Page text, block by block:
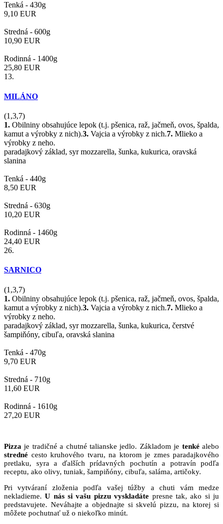
Tenká - 430g
9,10 EUR
Stredná - 600g
10,90 EUR
Rodinná - 1400g
25,80 EUR
13.
MILÁNO
(1,3,7)
1. Obilniny obsahujúce lepok (t.j. pšenica, raž, jačmeň, ovos, špalda,
kamut a výrobky z nich).3. Vajcia a výrobky z nich.7. Mlieko a
výrobky z neho.
paradajkový základ, syr mozzarella, šunka, kukurica, oravská
slanina
Tenká - 440g
8,50 EUR
Stredná - 630g
10,20 EUR
Rodinná - 1460g
24,40 EUR
26.
SARNICO
(1,3,7)
1. Obilniny obsahujúce lepok (t.j. pšenica, raž, jačmeň, ovos, špalda,
kamut a výrobky z nich).3. Vajcia a výrobky z nich.7. Mlieko a
výrobky z neho.
paradajkový základ, syr mozzarella, šunka, kukurica, čerstvé
šampiňóny, cibuľa, oravská slanina
Tenká - 470g
9,70 EUR
Stredná - 710g
11,60 EUR
Rodinná - 1610g
27,20 EUR
Pizza je tradičné a chutné talianske jedlo. Základom je tenkéalebo
stredné cesto kruhového tvaru, na ktorom je zmes paradajkového
pretlaku, syra a ďalších prídavných pochutín a potravín podľa
receptu, ako olivy, tuniak, šampiňóny, cibuľa, saláma, artičoky.
Pri vytváraní zloženia podľa vašej túžby a chuti vám medze
nekladieme.U nás si vašu pizzu vyskladáte presne tak, ako si ju
predstavujete. Neváhajte a objednajte si skvelú pizzu, na ktorej si
môžete pochutnať už o niekoľko minút.